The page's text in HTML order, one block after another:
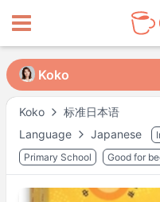
Koko
标准日本语
Language
Japanese
Primary School
Good for
Koko
Koko
from in
10354 648
Mögliche Kurszeiten